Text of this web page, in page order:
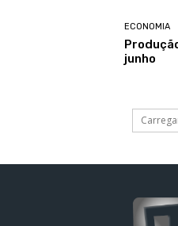
ECONOMIA
junho